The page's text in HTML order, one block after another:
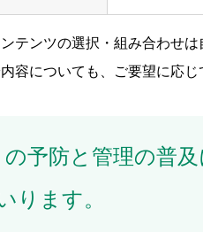
テンツの選択・組み合わせは
容についても、ご要望に応じ
の予防と管理の普
ります。